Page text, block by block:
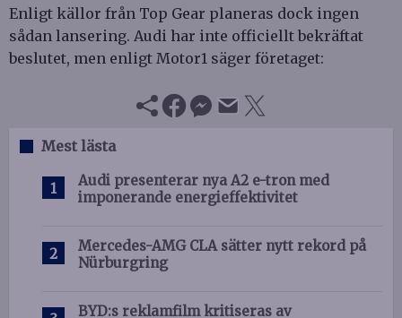
Enligt källor från Top Gear planeras dock ingen
sådan lansering. Audi har inte officiellt bekräftat
beslutet, men enligt Motor1 säger företaget:
Mest lästa
Audi presenterar nya A2 e-tron med
imponerande energieffektivitet
Mercedes-AMG CLA sätter nytt rekord på
Nürburgring
BYD:s reklamfilm kritiseras av